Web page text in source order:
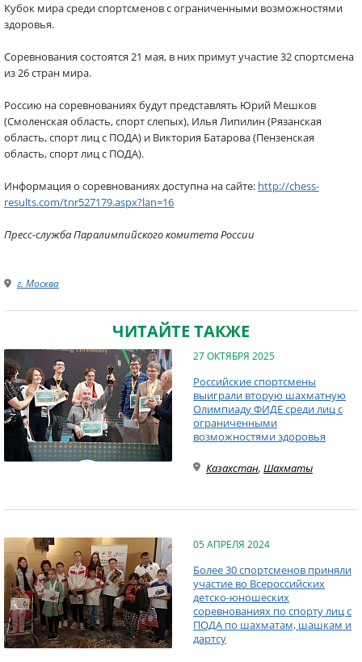
Кубок мира среди спортсменов с ограниченными возможностями
здоровья.
Соревнования состоятся 21 мая, в них примут участие 32 спортсмена
из 26 стран мира.
Россию на соревнованиях будут представлять Юрий Мешков
(Смоленская область, спорт слепых), Илья Липилин (Рязанская
область, спорт лиц с ПОДА) и Виктория Батарова (Пензенская
область, спорт лиц с ПОДА).
Информация о соревнованиях доступна на сайте: http://chess-
results.com/tnr527179.aspx?lan=16
Пресс-служба Паралимпийского комитета России
г. Москва
ЧИТАЙТЕ ТАКЖЕ
27 ОКТЯБРЯ 2025
Российские спортсмены
выиграли вторую шахматную
Олимпиаду ФИДЕ среди лиц с
ограниченными
возможностями здоровья
Казахстан, Шахматы
05 АПРЕЛЯ 2024
Более 30 спортсменов приняли
участие во Всероссийских
детско-юношеских
соревнованиях по спорту лиц с
ПОДА по шахматам, шашкам и
дартсу